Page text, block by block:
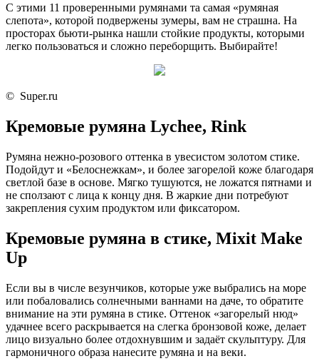
С этими 11 проверенными румянами та самая «румяная
слепота», которой подвержены зумеры, вам не страшна. На
просторах бьюти‑рынка нашли стойкие продукты, которыми
легко пользоваться и сложно переборщить. Выбирайте!
© Super.ru
Кремовые румяна Lychee, Rink
Румяна нежно‑розового оттенка в увесистом золотом стике.
Подойдут и «Белоснежкам», и более загорелой коже благодаря
светлой базе в основе. Мягко тушуются, не ложатся пятнами и
не сползают с лица к концу дня. В жаркие дни потребуют
закрепления сухим продуктом или фиксатором.
Кремовые румяна в стике, Mixit Make
Up
Если вы в числе везунчиков, которые уже выбрались на море
или побаловались солнечными ваннами на даче, то обратите
внимание на эти румяна в стике. Оттенок «загорелый нюд»
удачнее всего раскрывается на слегка бронзовой коже, делает
лицо визуально более отдохнувшим и задаёт скульптуру. Для
гармоничного образа нанесите румяна и на веки.